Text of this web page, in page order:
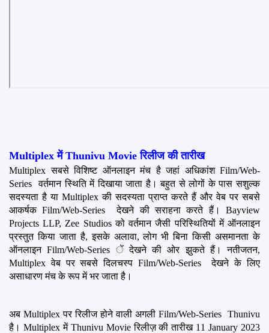
Multiplex में Thunivu Movie रिलीज की तारीख
Multiplex सबसे विशिष्ट ऑनलाइन मंच है जहां अधिकांश Film/Web-
Series  वर्तमान स्थिति में दिखाया जाता है। बहुत से लोगों के पास सशुल्क
सदस्यता है या Multiplex की सदस्यता प्राप्त करते हैं और वेब पर सबसे
आकर्षक Film/Web-Series  देखने की सराहना करते हैं। Bayview
Projects LLP, Zee Studios को वर्तमान जैसी परिस्थितियों में ऑनलाइन
प्रस्तुत किया जाता है, इसके अलावा, लोग भी बिना किसी असमानता के
ऑनलाइन Film/Web-Series ें देखने की ओर झुकते हैं। नतीजतन,
Multiplex वेब पर सबसे दिलचस्प Film/Web-Series  देखने के लिए
असाधारण मंच के रूप में भर जाता है।
अब Multiplex पर रिलीज होने वाली अगली Film/Web-Series  Thunivu
है। Multiplex में Thunivu Movie रिलीज़ की तारीख 11 January 2023